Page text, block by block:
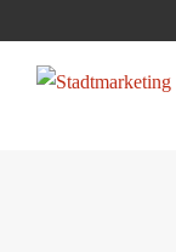
content